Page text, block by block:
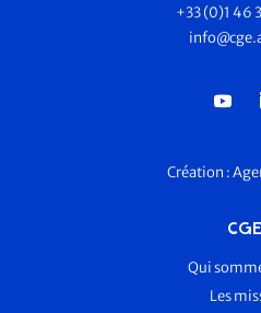
+33 (0)1 46
Création :
CGE
Qui
Les